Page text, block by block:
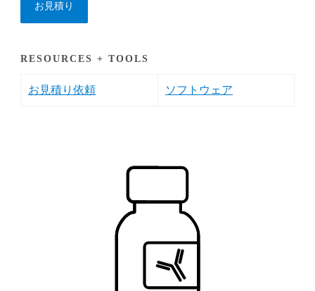
お見積り
RESOURCES + TOOLS
お見積り依頼 ソフトウェア